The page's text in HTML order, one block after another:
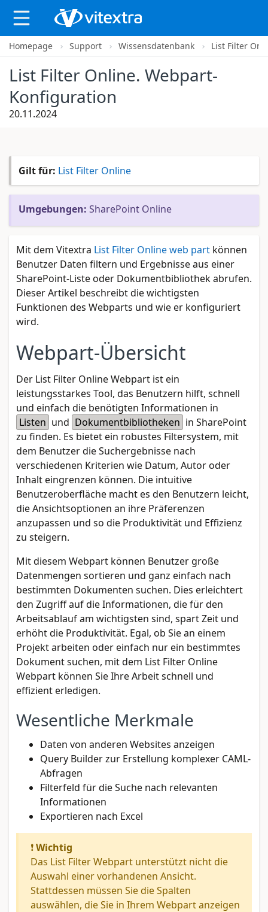
X
Homepage Support Wissensdatenbank List Filter
List Filter Online. Webpart-
Konfiguration
20.11.2024
Gilt für: List Filter Online
Umgebungen: SharePoint Online
Mit dem Vitextra List Filter Online web part können
Benutzer Daten filtern und Ergebnisse aus einer
SharePoint-Liste oder Dokumentbibliothek abrufen.
Dieser Artikel beschreibt die wichtigsten
Funktionen des Webparts und wie er konfiguriert
wird.
Webpart-Übersicht
Der List Filter Online Webpart ist ein
leistungsstarkes Tool, das Benutzern hilft, schnell
und einfach die benötigten Informationen in
Listen und Dokumentbibliotheken in SharePoint
zu finden. Es bietet ein robustes Filtersystem, mit
dem Benutzer die Suchergebnisse nach
verschiedenen Kriterien wie Datum, Autor oder
Inhalt eingrenzen können. Die intuitive
Benutzeroberfläche macht es den Benutzern leicht,
die Ansichtsoptionen an ihre Präferenzen
anzupassen und so die Produktivität und Effizienz
zu steigern.
Mit diesem Webpart können Benutzer große
Datenmengen sortieren und ganz einfach nach
bestimmten Dokumenten suchen. Dies erleichtert
den Zugriff auf die Informationen, die für den
Arbeitsablauf am wichtigsten sind, spart Zeit und
erhöht die Produktivität. Egal, ob Sie an einem
Projekt arbeiten oder einfach nur ein bestimmtes
Dokument suchen, mit dem List Filter Online
Webpart können Sie Ihre Arbeit schnell und
effizient erledigen.
Wesentliche Merkmale
Daten von anderen Websites anzeigen
Query Builder zur Erstellung komplexer CAML-
Abfragen
Filterfeld für die Suche nach relevanten
Informationen
Exportieren nach Excel
❗Wichtig
Das List Filter Webpart unterstützt nicht die
Auswahl einer vorhandenen Ansicht.
Stattdessen müssen Sie die Spalten
auswählen, die Sie in Ihrem Webpart anzeigen